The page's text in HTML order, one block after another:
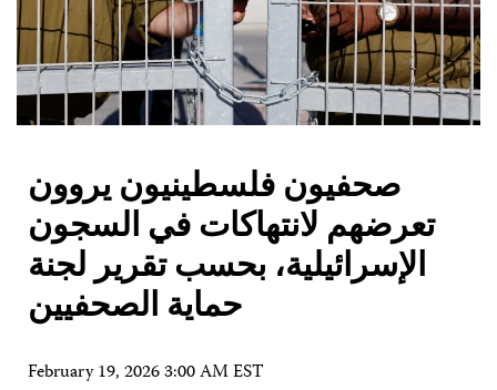
صحفيون فلسطينيون يروون
تعرضهم لانتهاكات في السجون
الإسرائيلية، بحسب تقرير لجنة
حماية الصحفيين
February 19, 2026 3:00 AM EST